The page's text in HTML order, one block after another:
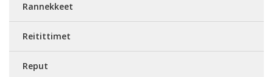
Rannekkeet
Reitittimet
Reput